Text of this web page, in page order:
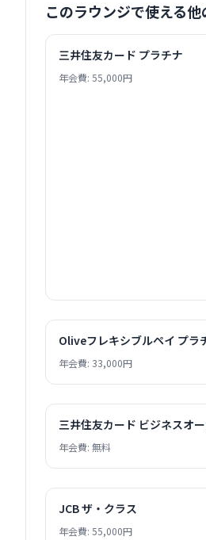
このラウンジで使える
三井住友カード プラチナ
年会費: 55,000円
Oliveフレキシブルペイ プラ
年会費: 33,000円
三井住友カード ビジネスオ
年会費: 無料
JCB ザ・クラス
年会費: 55,000円